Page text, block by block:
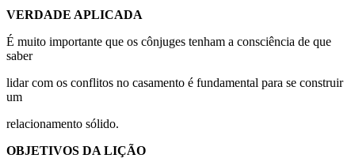
VERDADE APLICADA
É muito importante que os cônjuges tenham a consciência de que
saber
lidar com os conflitos no casamento é fundamental para se construir
um
relacionamento sólido.
OBJETIVOS DA LIÇÃO